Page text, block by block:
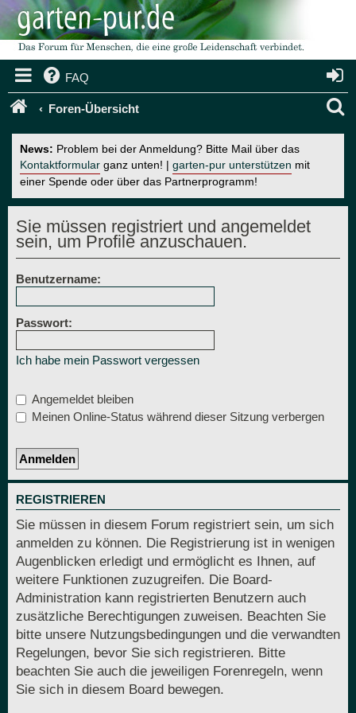
FAQ
Foren-Übersicht
News: Problem bei der Anmeldung? Bitte Mail über das
Kontaktformular ganz unten! | garten-pur unterstützen mit
einer Spende oder über das Partnerprogramm!
Sie müssen registriert und angemeldet
sein, um Profile anzuschauen.
Benutzername:
Passwort:
Ich habe mein Passwort vergessen
Angemeldet bleiben
Meinen Online-Status während dieser Sitzung verbergen
REGISTRIEREN
Sie müssen in diesem Forum registriert sein, um sich
anmelden zu können. Die Registrierung ist in wenigen
Augenblicken erledigt und ermöglicht es Ihnen, auf
weitere Funktionen zuzugreifen. Die Board-
Administration kann registrierten Benutzern auch
zusätzliche Berechtigungen zuweisen. Beachten Sie
bitte unsere Nutzungsbedingungen und die verwandten
Regelungen, bevor Sie sich registrieren. Bitte
beachten Sie auch die jeweiligen Forenregeln, wenn
Sie sich in diesem Board bewegen.